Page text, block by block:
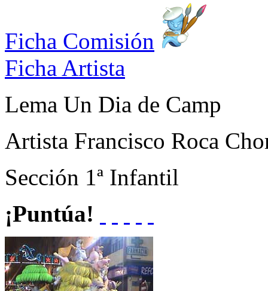
Ficha Comisión
Ficha Artista
Lema Un Dia de Camp
Artista Francisco Roca
Sección 1ª Infantil
¡Puntúa!